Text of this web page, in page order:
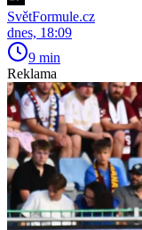
SvětFormule.cz
dnes, 18:09
9 min
Reklama